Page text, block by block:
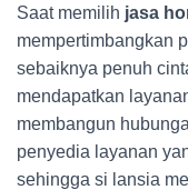
Saat memilih jasa
mempertimbangkan
sebaiknya penuh
mendapatkan
membangun
penyedia layanan
sehingga si lansia